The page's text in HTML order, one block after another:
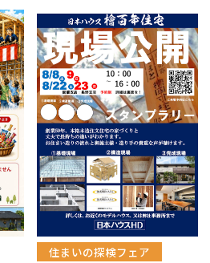
住まいの探検フェア